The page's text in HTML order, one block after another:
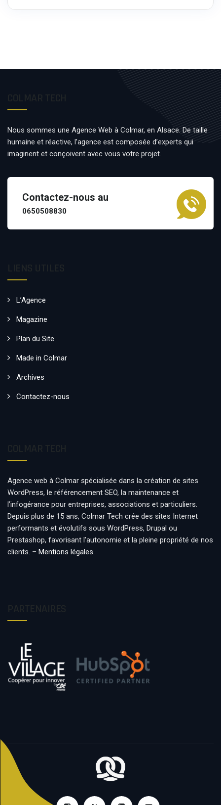
Nous sommes une Agence Web à Colmar, en Alsace. De taille
humaine et réactive, l’agence est composée d’experts qui
imaginent et conçoivent avec vous votre projet.
Contactez-nous au
0650508830
L’Agence
Magazine
Plan du Site
Made in Colmar
Archives
Contactez-nous
Agence web à Colmar spécialisée dans la création de sites
WordPress, le référencement SEO, la maintenance et
l’infogérance pour entreprises, associations et particuliers.
Depuis plus de 15 ans, Colmar Tech crée des sites Internet
performants et évolutifs sous WordPress, Drupal ou
Prestashop, favorisant l’autonomie et la pleine propriété de nos
clients. – Mentions légales.